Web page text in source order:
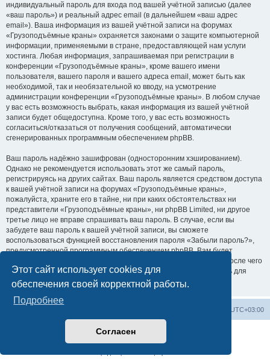
Этот сайт использует cookies для
обеспечения своей корректной работы.
Подробнее
Согласен
индивидуальный пароль для входа под вашей учётной записью (далее
«ваш пароль») и реальный адрес email (в дальнейшем «ваш адрес
email»). Ваша информация из вашей учётной записи на форумах
«Грузоподъёмные краны» охраняется законами о защите компьютерной
информации, применяемыми в стране, предоставляющей нам услуги
хостинга. Любая информация, запрашиваемая при регистрации в
конференции «Грузоподъёмные краны», кроме вашего имени
пользователя, вашего пароля и вашего адреса email, может быть как
необходимой, так и необязательной ко вводу, на усмотрение
администрации конференции «Грузоподъёмные краны». В любом случае
у вас есть возможность выбрать, какая информация из вашей учётной
записи будет общедоступна. Кроме того, у вас есть возможность
согласиться/отказаться от получения сообщений, автоматически
сгенерированных программным обеспечением phpBB.
Ваш пароль надёжно зашифрован (односторонним хэшированием).
Однако не рекомендуется использовать этот же самый пароль,
регистрируясь на других сайтах. Ваш пароль является средством доступа
к вашей учётной записи на форумах «Грузоподъёмные краны»,
пожалуйста, храните его в тайне, ни при каких обстоятельствах ни
представители «Грузоподъёмные краны», ни phpBB Limited, ни другое
третье лицо не вправе спрашивать ваш пароль. В случае, если вы
забудете ваш пароль к вашей учётной записи, вы сможете
воспользоваться функцией восстановления пароля «Забыли пароль?»,
предусмотренной программным обеспечением phpBB. Вам будет
необходимо ввести ваше имя пользователя и ваш адрес email, после чего
программное обеспечение phpBB сгенерирует вам новый пароль для
вашей учётной записи.
UTC+03:00
Создано на основеphpBB® Forum Software © phpBB Limited
Русская поддержка phpBB